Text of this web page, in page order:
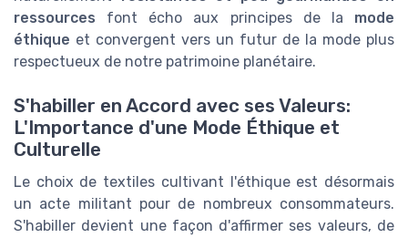
ressources font écho aux principes de la mode
éthique et convergent vers un futur de la mode plus
respectueux de notre patrimoine planétaire.
S'habiller en Accord avec ses Valeurs:
L'Importance d'une Mode Éthique et
Culturelle
Le choix de textiles cultivant l'éthique est désormais
un acte militant pour de nombreux consommateurs.
S'habiller devient une façon d'affirmer ses valeurs, de